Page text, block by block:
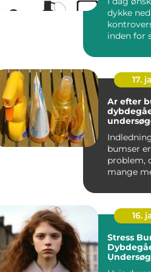
dykke
inden for
tand...
17.
Ar efter
bumser
problem,
mange
16.
Stress